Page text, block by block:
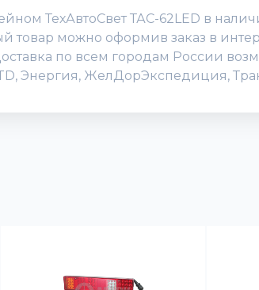
ТехАвтоСвет ТАС-62LED в
товар можно оформив заказ в
по всем городам России
Энергия, ЖелДорЭкспедиция,